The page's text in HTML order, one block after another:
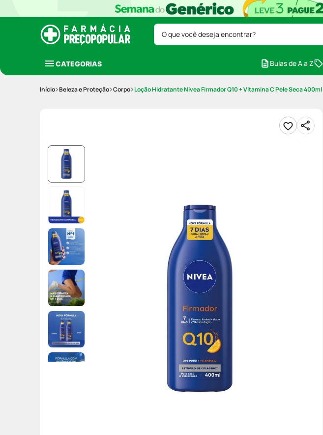
O que você deseja encontrar?
CATEGORIAS Bulas de A a Z
Beleza e Proteção Corpo Loção Hidratante Nivea Firmador Q10 + Vitamina C Pele Seca 400ml